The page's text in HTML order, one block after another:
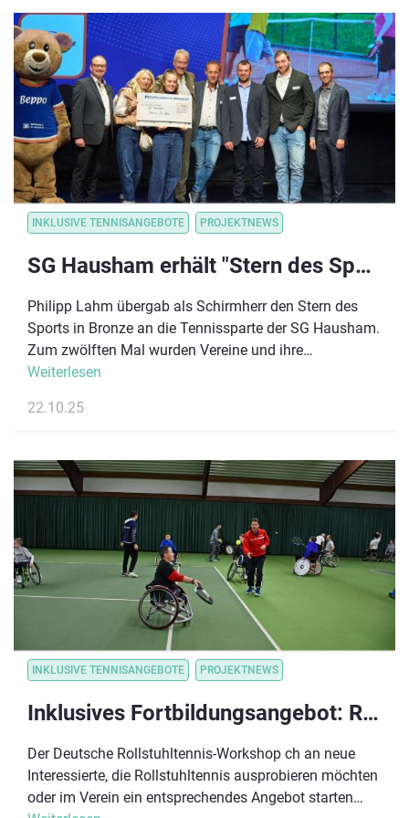
INKLUSIVE TENNISANGEBOTE PROJEKTNEWS
SG Hausham erhält "Stern des Sports" für sein Inklusionsprojekt!
Philipp Lahm übergab als Schirmherr den Stern des
Sports in Bronze an die Tennissparte der SG Hausham.
Zum zwölften Mal wurden Vereine und ihre
Ehrenamtlichen für ihr gesellschaftliches Engagement
Weiterlesen
22.10.25
INKLUSIVE TENNISANGEBOTE PROJEKTNEWS
Inklusives Fortbildungsangebot: Rollstuhltennis-Workshop
Der Deutsche Rollstuhltennis-Workshop ch an neue
Interessierte, die Rollstuhltennis ausprobieren möchten
oder im Verein ein entsprechendes Angebot starten